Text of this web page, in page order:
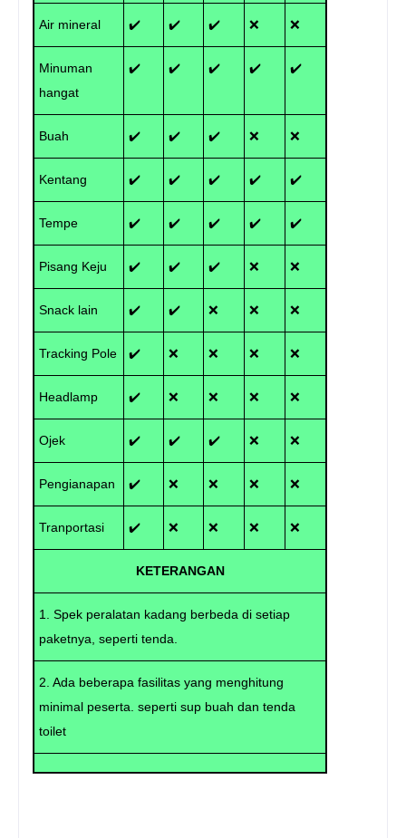
Air mineral ✔️ ✔️ ✔️ ❌ ❌
Minuman
hangat
✔️ ✔️ ✔️ ✔️ ✔️
Buah ✔️ ✔️ ✔️ ❌ ❌
Kentang ✔️ ✔️ ✔️ ✔️ ✔️
Tempe ✔️ ✔️ ✔️ ✔️ ✔️
Pisang Keju ✔️ ✔️ ✔️ ❌ ❌
Snack lain ✔️ ✔️ ❌ ❌ ❌
Tracking Pole ✔️ ❌ ❌ ❌ ❌
Headlamp ✔️ ❌ ❌ ❌ ❌
Ojek ✔️ ✔️ ✔️ ❌ ❌
Pengianapan ✔️ ❌ ❌ ❌ ❌
Tranportasi ✔️ ❌ ❌ ❌ ❌
KETERANGAN
1. Spek peralatan kadang berbeda di setiap
paketnya, seperti tenda.
2. Ada beberapa fasilitas yang menghitung
minimal peserta. seperti sup buah dan tenda
toilet